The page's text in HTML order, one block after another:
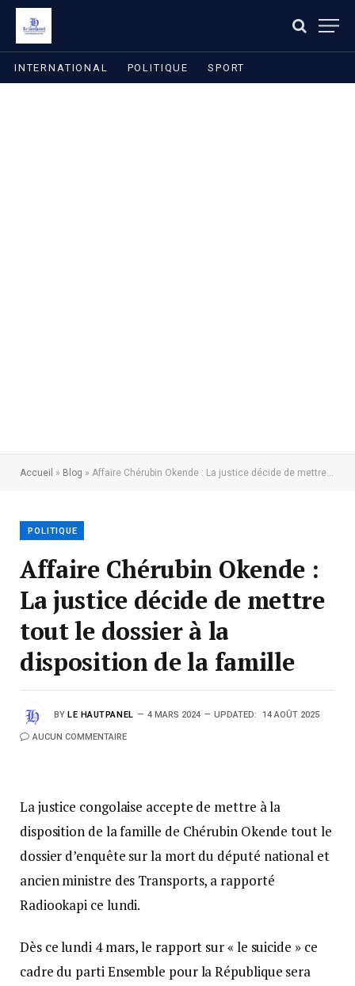
INTERNATIONAL POLITIQUE SPORT
Accueil » Blog » Affaire Chérubin Okende : La justice décide de mettre tout le dossier à la disposition de la famille
POLITIQUE
Affaire Chérubin Okende :
La justice décide de mettre
tout le dossier à la
disposition de la famille
BY LE HAUTPANEL 4 MARS 2024 UPDATED: 14 AOÛT 2025
AUCUN COMMENTAIRE
La justice congolaise accepte de mettre à la
disposition de la famille de Chérubin Okende tout le
dossier d’enquête sur la mort du député national et
ancien ministre des Transports, a rapporté
Radiookapi ce lundi.
Dès ce lundi 4 mars, le rapport sur « le suicide » ce
cadre du parti Ensemble pour la République sera